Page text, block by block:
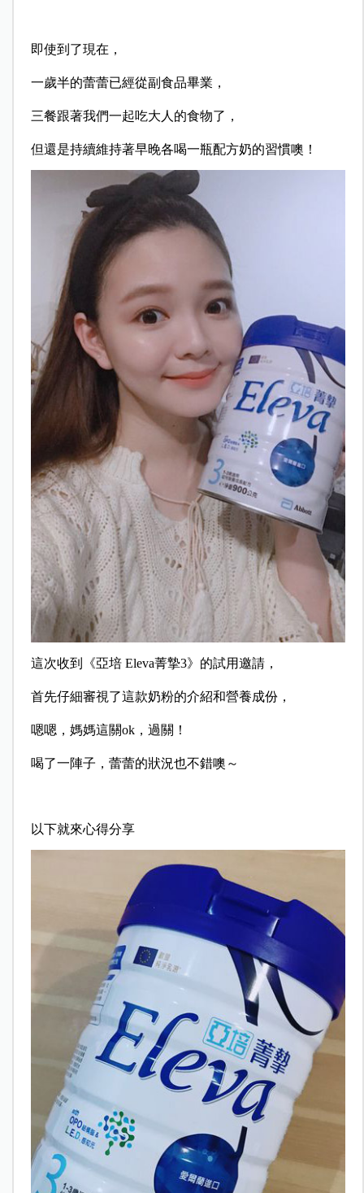
即使到了現在，
一歲半的蕾蕾已經從副食品畢業，
三餐跟著我們一起吃大人的食物了，
但還是持續維持著早晚各喝一瓶配方奶的習慣噢！
這次收到《亞培 Eleva菁摯3》的試用邀請，
首先仔細審視了這款奶粉的介紹和營養成份，
嗯嗯，媽媽這關ok，過關！
喝了一陣子，蕾蕾的狀況也不錯噢～
以下就來心得分享